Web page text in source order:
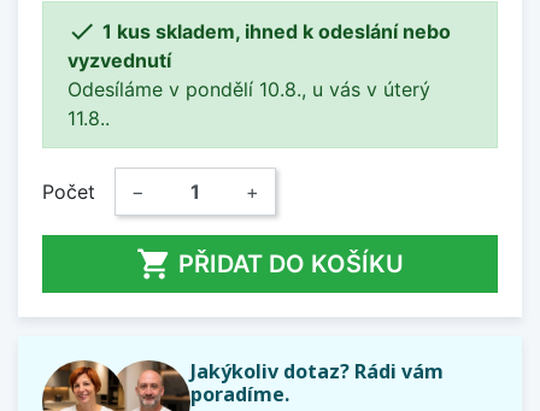
 1 kus skladem, ihned k odeslání nebo
vyzvednutí
Odesíláme v pondělí 10.8., u vás v úterý
11.8..
Počet − +
 PŘIDAT DO KOŠÍKU
Jakýkoliv dotaz? Rádi vám
poradíme.